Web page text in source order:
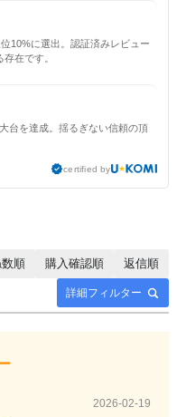
10%に選出。認証済みレビュー
在です。
台を達成。揺るぎない信頼の頂
certified by
詳細フィルター
順 購入確認順 返信順
2026-02-19